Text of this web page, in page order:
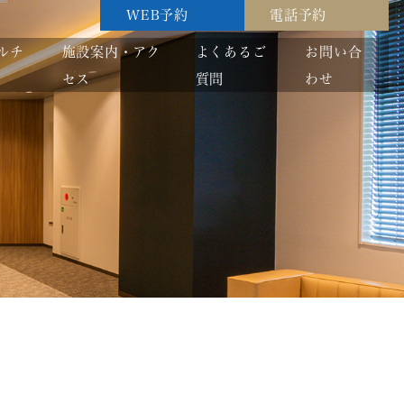
WEB予約 電話予約
チ
施設案内・アク
セス
よくあるご
質問
お問い合
わせ